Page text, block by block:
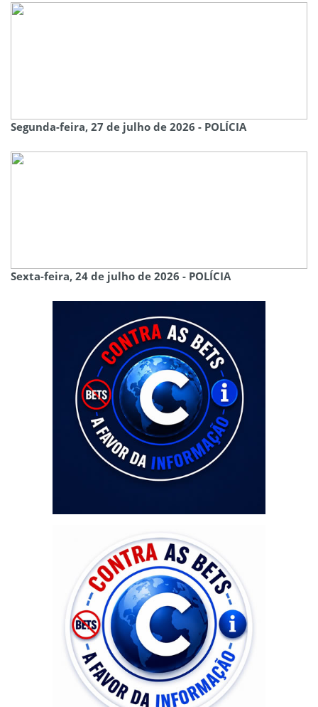
Segunda-feira, 27 de julho de 2026 - POLÍCIA
Sexta-feira, 24 de julho de 2026 - POLÍCIA